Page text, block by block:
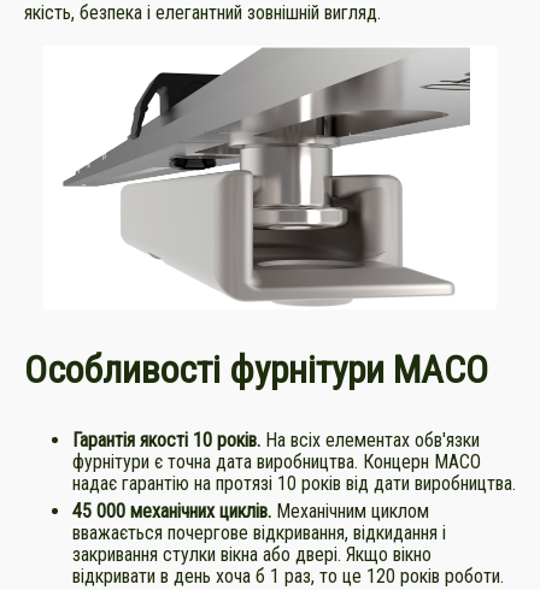
якість, безпека і елегантний зовнішній вигляд.
Особливості фурнітури МАСО
Гарантія якості 10 років. На всіх елементах обв'язки
фурнітури є точна дата виробництва. Концерн МАСО
надає гарантію на протязі 10 років від дати виробництва.
45 000 механічних циклів. Механічним циклом
вважається почергове відкривання, відкидання і
закривання стулки вікна або двері. Якщо вікно
відкривати в день хоча б 1 раз, то це 120 років роботи.